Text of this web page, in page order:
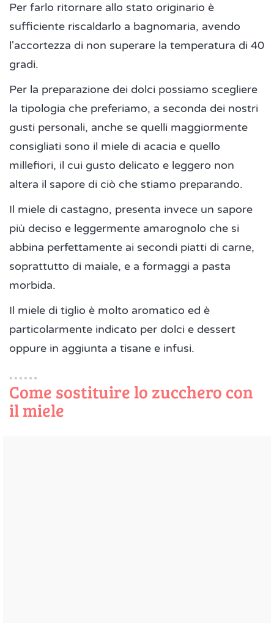
Per farlo ritornare allo stato originario è
sufficiente riscaldarlo a bagnomaria, avendo
l'accortezza di non superare la temperatura di 40
gradi.
Per la preparazione dei dolci possiamo scegliere
la tipologia che preferiamo, a seconda dei nostri
gusti personali, anche se quelli maggiormente
consigliati sono il miele di acacia e quello
millefiori, il cui gusto delicato e leggero non
altera il sapore di ciò che stiamo preparando.
Il miele di castagno, presenta invece un sapore
più deciso e leggermente amarognolo che si
abbina perfettamente ai secondi piatti di carne,
soprattutto di maiale, e a formaggi a pasta
morbida.
Il miele di tiglio è molto aromatico ed è
particolarmente indicato per dolci e dessert
oppure in aggiunta a tisane e infusi.
Come sostituire lo zucchero con
il miele